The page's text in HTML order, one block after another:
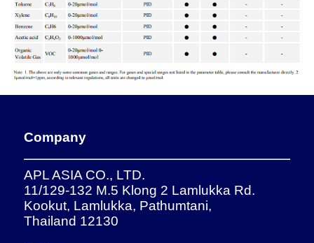
Company
APL ASIA CO., LTD.
11/129-132 M.5 Klong 2 Lamlukka Rd.
Kookut, Lamlukka, Pathumtani,
Thailand 12130